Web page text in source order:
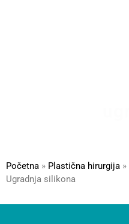
Početna » Plastična hirurgija »
Ugradnja silikona